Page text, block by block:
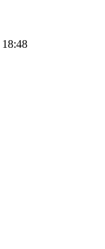
18:48